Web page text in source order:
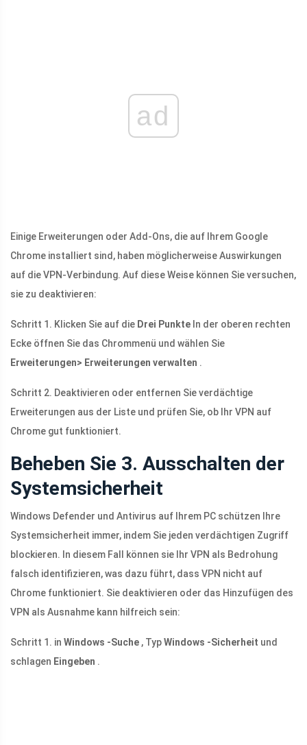
ad
Einige Erweiterungen oder Add-Ons, die auf Ihrem Google
Chrome installiert sind, haben möglicherweise Auswirkungen
auf die VPN-Verbindung. Auf diese Weise können Sie versuchen,
sie zu deaktivieren:
Schritt 1. Klicken Sie auf die Drei Punkte In der oberen rechten
Ecke öffnen Sie das Chrommenü und wählen Sie
Erweiterungen> Erweiterungen verwalten .
Schritt 2. Deaktivieren oder entfernen Sie verdächtige
Erweiterungen aus der Liste und prüfen Sie, ob Ihr VPN auf
Chrome gut funktioniert.
Beheben Sie 3. Ausschalten der
Systemsicherheit
Windows Defender und Antivirus auf Ihrem PC schützen Ihre
Systemsicherheit immer, indem Sie jeden verdächtigen Zugriff
blockieren. In diesem Fall können sie Ihr VPN als Bedrohung
falsch identifizieren, was dazu führt, dass VPN nicht auf
Chrome funktioniert. Sie deaktivieren oder das Hinzufügen des
VPN als Ausnahme kann hilfreich sein:
Schritt 1. in Windows -Suche , TypWindows -Sicherheit und
schlagen Eingeben .